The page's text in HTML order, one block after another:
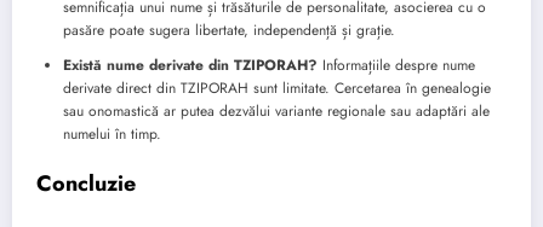
semnificația unui nume și trăsăturile de personalitate, asocierea cu o
pasăre poate sugera libertate, independență și grație.
Există nume derivate din TZIPORAH? Informațiile despre nume
derivate direct din TZIPORAH sunt limitate. Cercetarea în genealogie
sau onomastică ar putea dezvălui variante regionale sau adaptări ale
numelui în timp.
Concluzie